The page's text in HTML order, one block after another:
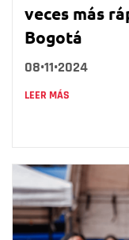
veces más
Bogotá
08•11•2024
LEER MÁS